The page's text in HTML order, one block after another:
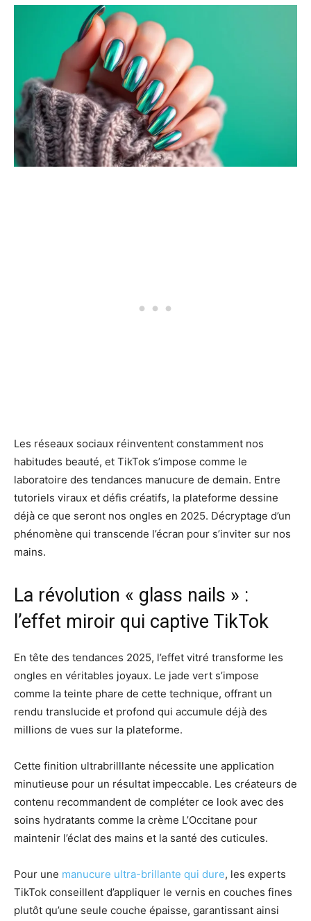
Les réseaux sociaux réinventent constamment nos
habitudes beauté, et TikTok s’impose comme le
laboratoire des tendances manucure de demain. Entre
tutoriels viraux et défis créatifs, la plateforme dessine
déjà ce que seront nos ongles en 2025. Décryptage d’un
phénomène qui transcende l’écran pour s’inviter sur nos
mains.
La révolution « glass nails » :
l’effet miroir qui captive TikTok
En tête des tendances 2025, l’effet vitré transforme les
ongles en véritables joyaux. Le jade vert s’impose
comme la teinte phare de cette technique, offrant un
rendu translucide et profond qui accumule déjà des
millions de vues sur la plateforme.
Cette finition ultrabrilllante nécessite une application
minutieuse pour un résultat impeccable. Les créateurs de
contenu recommandent de compléter ce look avec des
soins hydratants comme la crème L’Occitane pour
maintenir l’éclat des mains et la santé des cuticules.
Pour une manucure ultra-brillante qui dure, les experts
TikTok conseillent d’appliquer le vernis en couches fines
plutôt qu’une seule couche épaisse, garantissant ainsi